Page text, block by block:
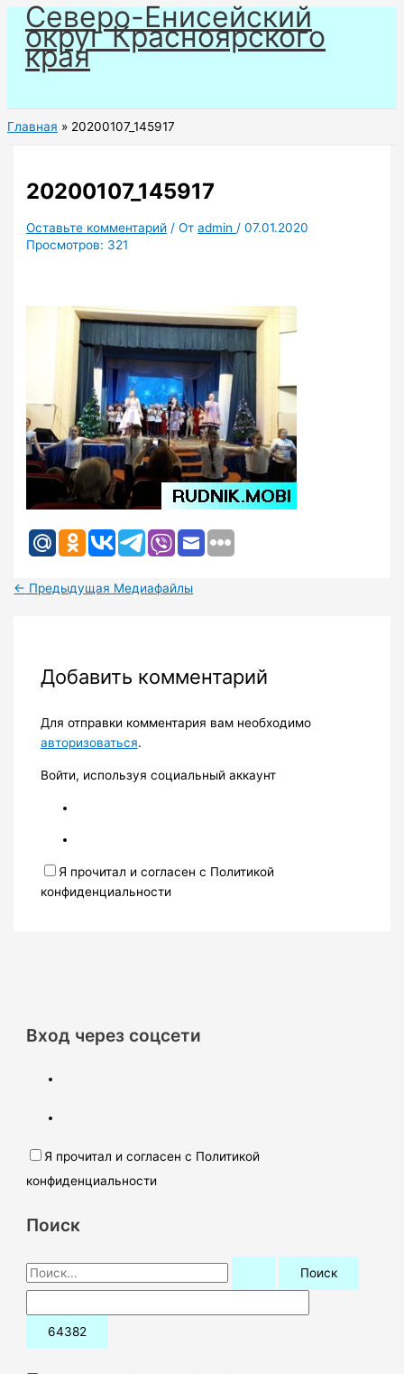
Перейти
содержимому
Северо-Енисейский
округ Красноярского
края
Главная 20200107_145917
20200107_145917
Оставьте комментарий / Отadmin /07.01.2020
Просмотров: 321
← Предыдущая Медиафайлы
Добавить комментарий
Для отправки комментария вам необходимо
авторизоваться.
Войти, используя социальный аккаунт
Я прочитал и согласен с Политикой
конфиденциальности
Вход через соцсети
Я прочитал и согласен с Политикой
конфиденциальности
Поиск
П
о
и